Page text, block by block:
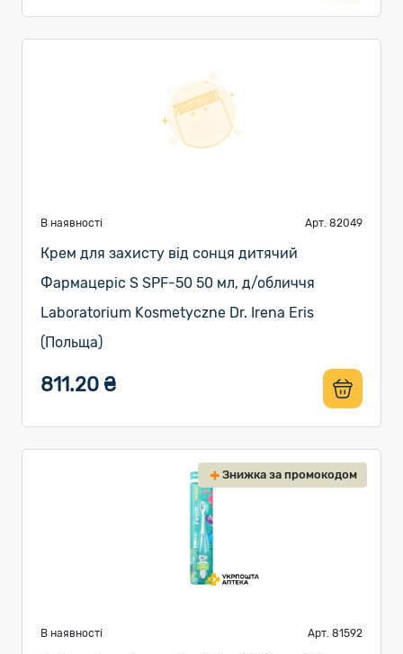
В наявності Арт. 82049
Крем для захисту від сонця дитячий
Фармацеріс S SPF-50 50 мл, д/обличчя
Laboratorium Kosmetyczne Dr. Irena Eris
(Польща)
811.20 ₴
Знижка за промокодом
В наявності Арт. 81592